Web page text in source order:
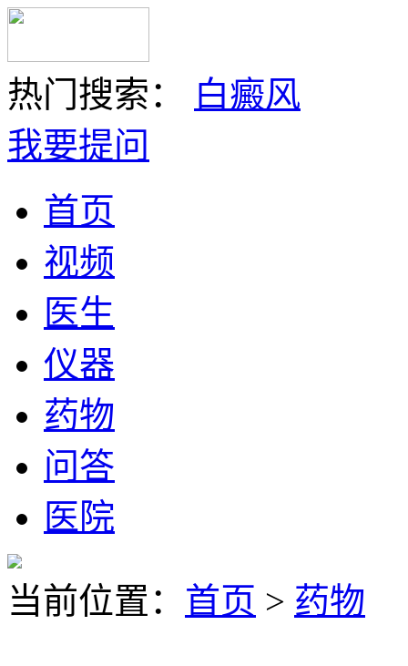
热门搜索：
白癜风
我要提问
首页
视频
医生
仪器
药物
问答
医院
当前位置： 首页 > 药物